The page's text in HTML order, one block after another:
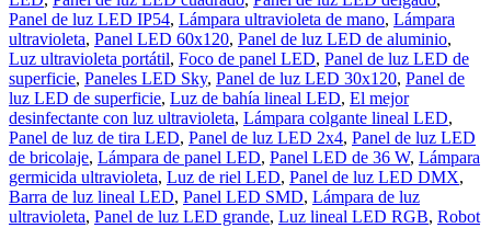
Panel de luz LED IP54, Lámpara ultravioleta de mano, Lámpara
ultravioleta, Panel LED 60x120, Panel de luz LED de aluminio,
Luz ultravioleta portátil, Foco de panel LED, Panel de luz LED de
superficie, Paneles LED Sky, Panel de luz LED 30x120, Panel de
luz LED de superficie, Luz de bahía lineal LED, El mejor
desinfectante con luz ultravioleta, Lámpara colgante lineal LED,
Panel de luz de tira LED, Panel de luz LED 2x4, Panel de luz LED
de bricolaje, Lámpara de panel LED, Panel LED de 36 W, Lámpara
germicida ultravioleta, Luz de riel LED, Panel de luz LED DMX,
Barra de luz lineal LED, Panel LED SMD, Lámpara de luz
ultravioleta, Panel de luz LED grande, Luz lineal LED RGB, Robot